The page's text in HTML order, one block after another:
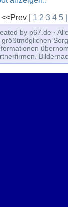
<<Prev | 1 2 3 4 5
by p67.de ·